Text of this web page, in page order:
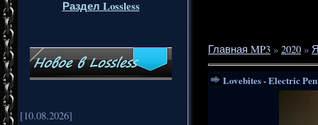
Раздел Lossless
[10.08.2026]
Главная MP3 » 2020 »
Lovebites - Electric